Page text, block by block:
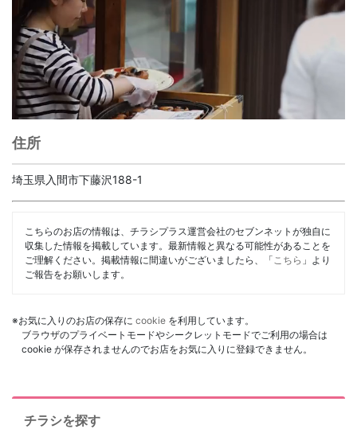
住所
埼玉県入間市下藤沢188-1
こちらのお店の情報は、チラシプラス運営会社のセブンネットが独自に
収集した情報を掲載しています。最新情報と異なる可能性があることを
ご理解ください。掲載情報に間違いがございましたら、「 こちら 」より
ご報告をお願いします。
※お気に入りのお店の保存に cookie を利用しています。
ブラウザのプライベートモードやシークレットモードでご利用の場合は
cookie が保存されませんのでお店をお気に入りに登録できません。
チラシを探す